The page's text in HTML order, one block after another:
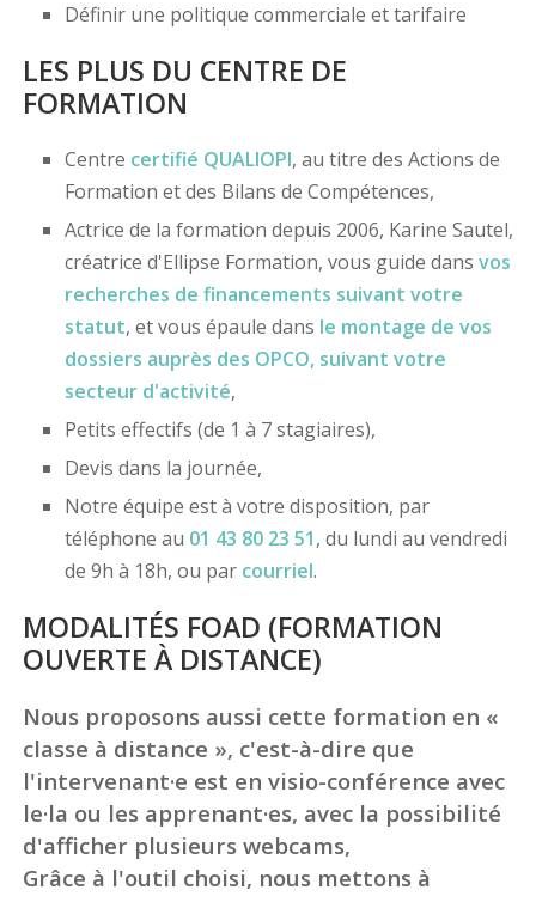
Définir une politique commerciale et tarifaire
LES PLUS DU CENTRE DE
FORMATION
Centre certifié QUALIOPI, au titre des Actions de
Formation et des Bilans de Compétences,
Actrice de la formation depuis 2006, Karine Sautel,
créatrice d'Ellipse Formation, vous guide dans vos
recherches de financements suivant votre
statut, et vous épaule dans le montage de vos
dossiers auprès des OPCO, suivant votre
secteur d'activité,
Petits effectifs (de 1 à 7 stagiaires),
Devis dans la journée,
Notre équipe est à votre disposition, par
téléphone au 01 43 80 23 51, du lundi au vendredi
de 9h à 18h, ou par courriel.
MODALITÉS FOAD (FORMATION
OUVERTE À DISTANCE)
Nous proposons aussi cette formation en «
classe à distance », c'est-à-dire que
l'intervenant·e est en visio-conférence avec
le·la ou les apprenant·es, avec la possibilité
d'afficher plusieurs webcams,
Grâce à l'outil choisi, nous mettons à